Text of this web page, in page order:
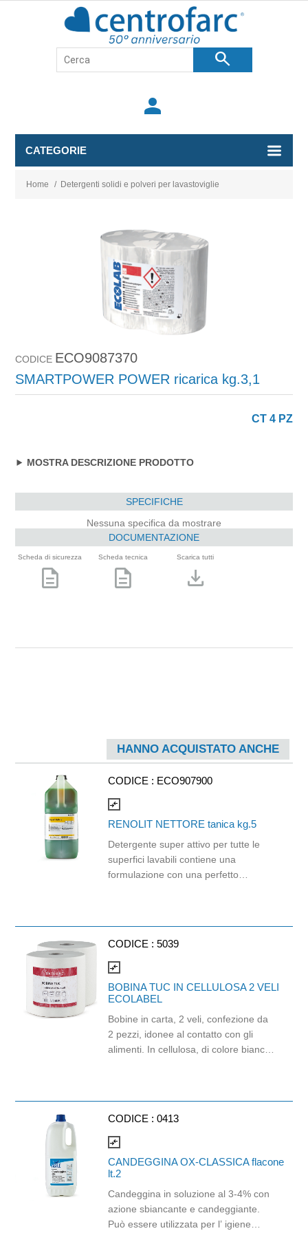
search
person
CATEGORIE
Home / Detergenti solidi e polveri per lavastoviglie
CODICE ECO9087370
SMARTPOWER POWER ricarica kg.3,1
CT 4 PZ
MOSTRA DESCRIZIONE PRODOTTO
SPECIFICHE
Nessuna specifica da mostrare
DOCUMENTAZIONE
Scheda di sicurezza
description
Scheda tecnica
description
Scarica tutti
download
HANNO ACQUISTATO ANCHE
CODICE : ECO907900
compare_arrows
RENOLIT NETTORE tanica kg.5
Detergente super attivo per tutte le
superfici lavabili contiene una
formulazione con una perfetto
estremamente valido pratico ed
economico. Il composto è Auto-attivo,
rende le superfici brillanti con una sola
passata e senza alcuna fatica.
dure: scale, pavimenti, docce, toilette,
piastrelle, lavandini, vasche da bagno,
mobili laccati. E' attivo contro ogni tipo
CODICE : 5039
compare_arrows
BOBINA TUC IN CELLULOSA 2 VELI
ECOLABEL
Bobine in carta, 2 veli, confezione da
2 pezzi, idonee al contatto con gli
alimenti. In cellulosa, di colore bianco
CODICE : 0413
compare_arrows
CANDEGGINA OX-CLASSICA flacone
lt.2
Candeggina in soluzione al 3-4% con
azione sbiancante e candeggiante.
Può essere utilizzata per l’ igiene